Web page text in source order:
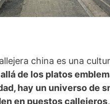
china es una
de los platos
hay un universo de
en puestos callejeros,